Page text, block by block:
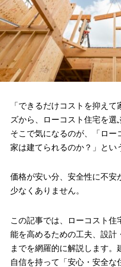
「できるだけコストを抑え
ズから、ローコスト住宅を選
そこで気になるのが、「ロー
家は建てられるのか？」とい
価格が安い分、安全性に不安
少なくありません。
この記事では、ローコスト住
能を高めるための工夫、設計
までを網羅的に解説します。
自信を持って「安心・安全な